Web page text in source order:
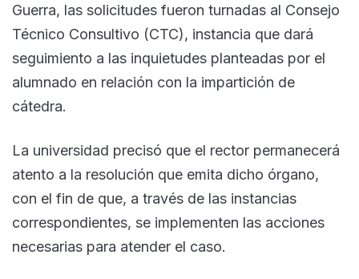
Guerra, las solicitudes fueron turnadas al Consejo
Técnico Consultivo (CTC), instancia que dará
seguimiento a las inquietudes planteadas por el
alumnado en relación con la impartición de
cátedra.
La universidad precisó que el rector permanecerá
atento a la resolución que emita dicho órgano,
con el fin de que, a través de las instancias
correspondientes, se implementen las acciones
necesarias para atender el caso.